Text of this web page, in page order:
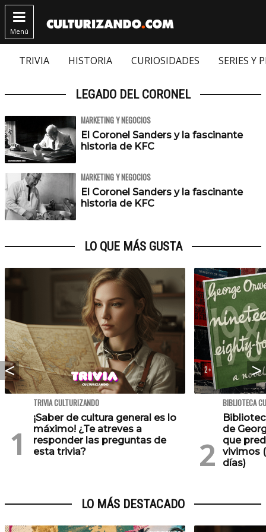

Menú
TRIVIA HISTORIA CURIOSIDADES SERIES Y
LEGADO DEL CORONEL
MARKETING Y NEGOCIOS
El Coronel Sanders y la fascinante
historia de KFC
MARKETING Y NEGOCIOS
El Coronel Sanders y la fascinante
historia de KFC
LO QUE MÁS GUSTA
TRIVIA CULTURIZANDO
¡Saber de cultura general es lo
máximo! ¿Te atreves a
responder las preguntas de
esta trivia?
BIBLIOTECA
de
que
vivimos
días)
LO MÁS DESTACADO